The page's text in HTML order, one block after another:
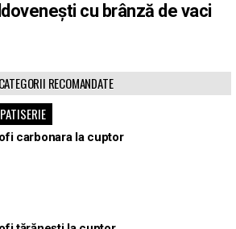
cu brânză de vaci
CATEGORII RECOMANDATE
PATISERIE
carbonara la cuptor